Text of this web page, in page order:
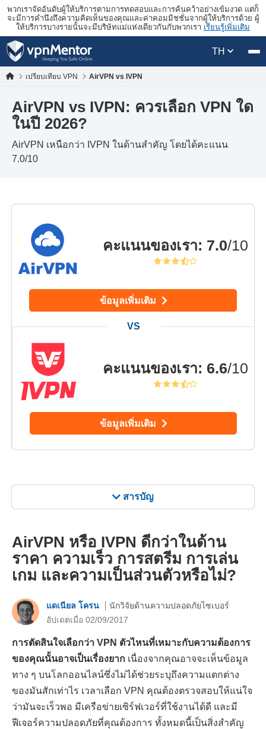
พวกเราจัดอันดับผู้ให้บริการตามการทดสอบและการค้นคว้าอย่างเข้มงวด แต่ก็
จะมีการคำนึงถึงความคิดเห็นของคุณและค่าคอมมิชชั่นจากผู้ให้บริการด้วย ผู้
ให้บริการบางรายนั้นจะมีบริษัทแม่แห่งเดียวกันกับพวกเรา เรียนรู้เพิ่มเติม
TH
เปรียบเทียบ VPN AirVPN vs IVPN
AirVPN vs IVPN: ควรเลือก VPN ใด
ในปี 2026?
AirVPN เหนือกว่า IVPN ในด้านสำคัญ โดยได้คะแนน
7.0/10
สารบัญ
คะแนนของเรา: 7.0/10
ข้อมูลเพิ่มเติม
คะแนนของเรา: 6.6/10
ข้อมูลเพิ่มเติม
AirVPN หรือ IVPN ดีกว่าในด้าน
ราคา ความเร็ว การสตรีม การเล่น
เกม และความเป็นส่วนตัวหรือไม่?
แดเนียล โครน
นักวิจัยด้านความปลอดภัยไซเบอร์
อัปเดตเมื่อ 02/09/2017
การตัดสินใจเลือกว่า VPN ตัวไหนที่เหมาะกับความต้องการ
ของคุณนั้นอาจเป็นเรื่องยาก เนื่องจากคุณอาจจะเห็นข้อมูล
ทาง ๆ บนโลกออนไลน์ซึ่งไม่ได้ช่วยระบุถึงความแตกต่าง
ของมันสักเท่าไร เวลาเลือก VPN คุณต้องตรวจสอบให้แน่ใจ
ว่ามันจะเร็วพอ มีเครือข่ายเซิร์ฟเวอร์ที่ใช้งานได้ดี และมี
ฟีเจอร์ความปลอดภัยที่คุณต้องการ ทั้งหมดนี้เป็นสิ่งสำคัญ